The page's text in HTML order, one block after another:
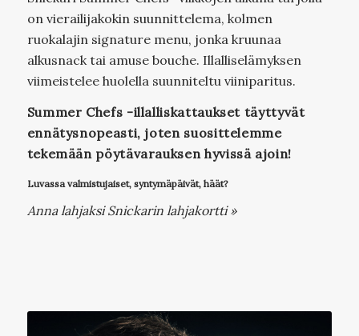
on vierailijakokin suunnittelema, kolmen
ruokalajin signature menu, jonka kruunaa
alkusnack tai amuse bouche. Illalliselämyksen
viimeistelee huolella suunniteltu viiniparitus.
Summer Chefs -illalliskattaukset täyttyvät
ennätysnopeasti, joten suosittelemme
tekemään pöytävarauksen hyvissä ajoin!
Luvassa valmistujaiset, syntymäpäivät, häät?
Anna lahjaksi Snickarin lahjakortti »